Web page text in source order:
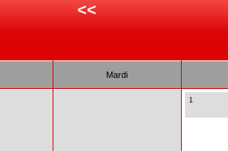
<<
Mardi
1